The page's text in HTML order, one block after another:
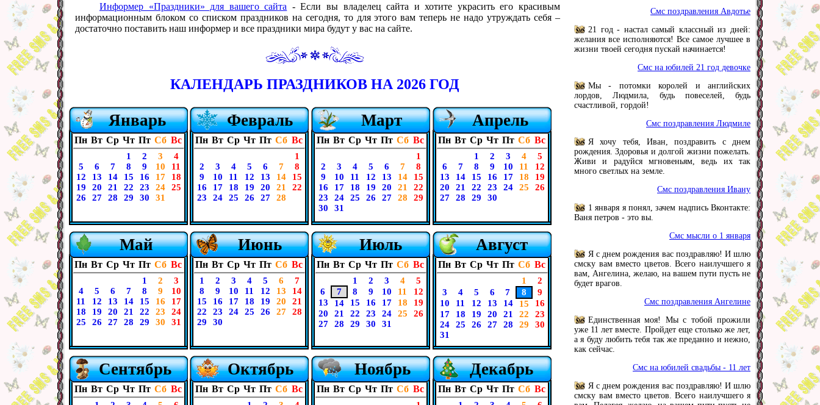
Информер «Праздники» для вашего сайта - Если вы владелец сайта и хотите украсить его красивым
информационным блоком со списком праздников на сегодня, то для этого вам теперь не надо утруждать себя –
достаточно поставить наш информер и все праздники мира будут у вас на сайте.
КАЛЕНДАРЬ ПРАЗДНИКОВ НА 2026 ГОД
Январь
Пн Вт Ср Чт Пт Сб Вс
1 2 3
4
5
6 7 8 9 10
11
12
13 14 15 16 17
18
19
20 21 22 23 24
25
26
27 28 29 30 31
Февраль
Пн Вт Ср Чт Пт Сб Вс
1
2
3 4 5 6 7
8
9
10 11 12 13 14
15
16
17 18 19 20 21
22
23
24 25 26 27 28
Март
Пн Вт Ср Чт Пт Сб Вс
1
2
3 4 5 6 7
8
9
10 11 12 13 14
15
16
17 18 19 20 21
22
23
24 25 26 27 28
29
30
31
Апрель
Пн Вт Ср Чт Пт Сб Вс
1 2 3 4
5
6
7 8 9 10 11
12
13
14 15 16 17 18
19
20
21 22 23 24 25
26
27
28 29 30
Май
Пн Вт Ср Чт Пт Сб Вс
1 2
3
4
5 6 7 8 9
10
11
12 13 14 15 16
17
18
19 20 21 22 23
24
25
26 27 28 29 30 31
Июнь
Пн Вт Ср Чт Пт Сб Вс
1 2 3 4 5 6
7
8
9 10 11 12 13
14
15
16 17 18 19 20
21
22
23 24 25 26 27
28
29
30
Июль
Пн Вт Ср Чт Пт Сб Вс
1 2 3 4
5
6
7 8 9 10 11
12
13
14 15 16 17 18
19
20
21 22 23 24 25
26
27
28 29 30 31
Август
Пн Вт Ср Чт Пт Сб Вс
1
2
3
4 5 6 7 8
9
10
11 12 13 14 15
16
17
18 19 20 21 22
23
24
25 26 27 28 29
30
31
Сентябрь
Пн Вт Ср Чт Пт Сб Вс
Октябрь
Пн Вт Ср Чт Пт Сб Вс
Ноябрь
Пн Вт Ср Чт Пт Сб Вс
Декабрь
Пн Вт Ср Чт Пт Сб Вс
Смс поздравления Авдотье
21 год - настал самый классный из дней:
желания все исполняются! Все самое лучшее в
жизни твоей сегодня пускай начинается!
Смс на юбилей 21 год девочке
Мы - потомки королей и английских
лордов, Людмила, будь повеселей, будь
счастливой, гордой!
Смс поздравления Людмиле
Я хочу тебя, Иван, поздравить с днем
рождения. Здоровья и долгой жизни пожелать.
Живи и радуйся мгновеньям, ведь их так
много светлых на земле.
Смс поздравления Ивану
1 января я понял, зачем надпись Вконтакте:
Ваня петров - это вы.
Смс мысли о 1 января
Я с днем рождения вас поздравляю! И шлю
смску вам вместо цветов. Всего наилучшего я
вам, Ангелина, желаю, на вашем пути пусть не
будет врагов.
Смс поздравления Ангелине
Единственная моя! Мы с тобой прожили
уже 11 лет вместе. Пройдет еще столько же лет,
а я буду любить тебя так же преданно и нежно,
как сейчас.
Смс на юбилей свадьбы - 11 лет
Я с днем рождения вас поздравляю! И шлю
смску вам вместо цветов. Всего наилучшего я